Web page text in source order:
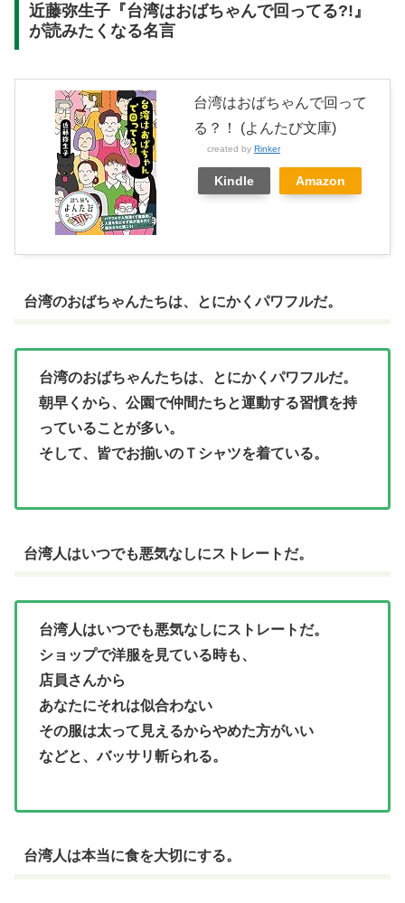
近藤弥生子『台湾はおばちゃんで回ってる?!』
が読みたくなる名言
台湾はおばちゃんで回って
る？！ (よんたび文庫)
created by Rinker
Kindle Amazon
台湾のおばちゃんたちは、とにかくパワフルだ。
台湾のおばちゃんたちは、とにかくパワフルだ。
朝早くから、公園で仲間たちと運動する習慣を持
っていることが多い。
そして、皆でお揃いのＴシャツを着ている。
台湾人はいつでも悪気なしにストレートだ。
台湾人はいつでも悪気なしにストレートだ。
ショップで洋服を見ている時も、
店員さんから
あなたにそれは似合わない
その服は太って見えるからやめた方がいい
などと、バッサリ斬られる。
台湾人は本当に食を大切にする。